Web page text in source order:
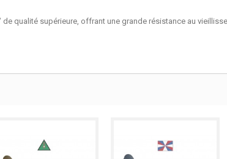
qualité supérieure, offrant une grande résistance au